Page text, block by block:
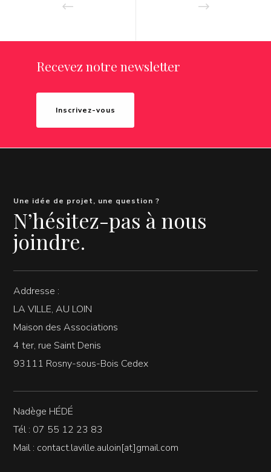
Recevez notre newsletter
Inscrivez-vous
Une idée de projet, une question ?
N’hésitez-pas à nous
joindre.
Addresse :
LA VILLE, AU LOIN
Maison des Associations
4 ter, rue Saint Denis
93111 Rosny-sous-Bois Cedex
Nadège HÉDÉ
Tél : 07 55 12 23 83
Mail : contact.laville.auloin[at]gmail.com